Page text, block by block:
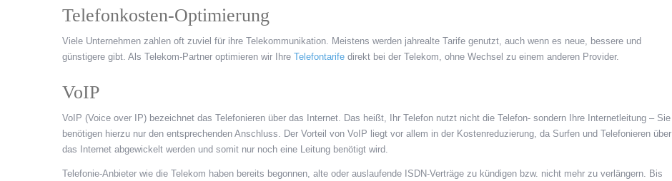
Telefonkosten-Optimierung
Viele Unternehmen zahlen oft zuviel für ihre Telekommunikation. Meistens werden jahrealte Tarife genutzt, auch wenn es neue, bessere und
günstigere gibt. Als Telekom-Partner optimieren wir Ihre Telefontarife direkt bei der Telekom, ohne Wechsel zu einem anderen Provider.
VoIP
VoIP (Voice over IP) bezeichnet das Telefonieren über das Internet. Das heißt, Ihr Telefon nutzt nicht die Telefon- sondern Ihre Internetleitung – Sie
benötigen hierzu nur den entsprechenden Anschluss. Der Vorteil von VoIP liegt vor allem in der Kostenreduzierung, da Surfen und Telefonieren über
das Internet abgewickelt werden und somit nur noch eine Leitung benötigt wird.
Telefonie-Anbieter wie die Telekom haben bereits begonnen, alte oder auslaufende ISDN-Verträge zu kündigen bzw. nicht mehr zu verlängern. Bis